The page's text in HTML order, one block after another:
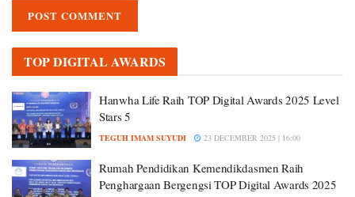
TOP DIGITAL AWARDS
Hanwha Life Raih TOP Digital Awards 2025 Level
Stars 5
TEGUH IMAM SUYUDI 23 DECEMBER 2025 | 16:00
Rumah Pendidikan Kemendikdasmen Raih
Penghargaan Bergengsi TOP Digital Awards 2025